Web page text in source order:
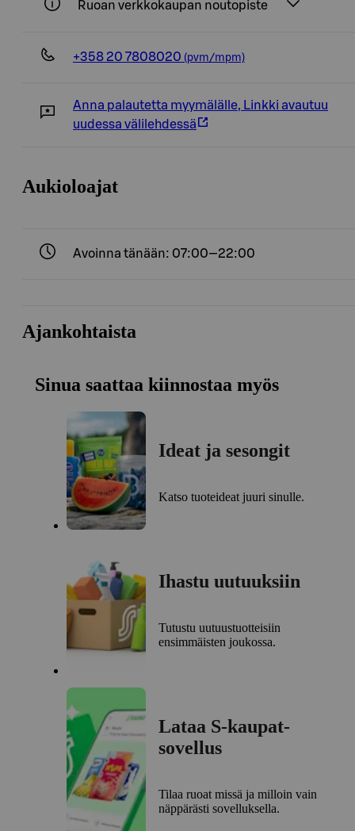
Ruoan verkkokaupan noutopiste
+358 20 7808020 (pvm/mpm)
Anna palautetta myymälälle, Linkki avautuu
uudessa välilehdessä
Aukioloajat
Avoinna tänään: 07:00—22:00
Ajankohtaista
Sinua saattaa kiinnostaa myös
Ideat ja sesongit
Katso tuoteideat juuri sinulle.
Ihastu uutuuksiin
Tutustu uutuustuotteisiin
ensimmäisten joukossa.
Lataa S-kaupat-
sovellus
Tilaa ruoat missä ja milloin vain
näppärästi sovelluksella.